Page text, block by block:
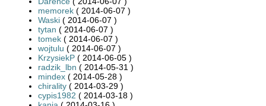
memorek ( 2014-06-07 )
Waski ( 2014-06-07 )
tytan ( 2014-06-07 )
tomek ( 2014-06-07 )
wojtulu ( 2014-06-07 )
KrzysiekP ( 2014-06-05 )
radzik_lbn ( 2014-05-31 )
mindex ( 2014-05-28 )
chirality ( 2014-03-29 )
cypis1982 ( 2014-03-18 )